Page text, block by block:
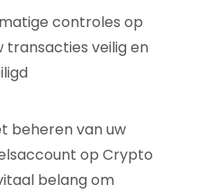
controles op
transacties veilig en
beheren van uw
op Crypto
belang om